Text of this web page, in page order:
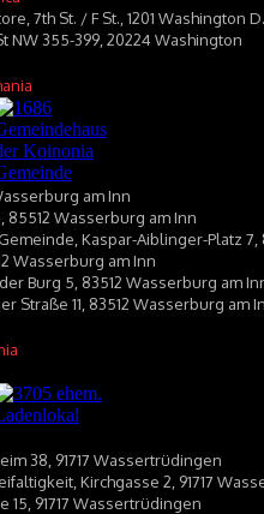
7th St. / F St., 1201 Washington
NW 355-399, 20224 Washington
am Inn
85512 Wasserburg am Inn
Kaspar-Aiblinger-Platz 7,
Wasserburg am Inn
Burg 5, 83512 Wasserburg am
Straße 11, 83512 Wasserburg am
38, 91717 Wassertrüdingen
Kirchgasse 2, 91717
15, 91717 Wassertrüdingen